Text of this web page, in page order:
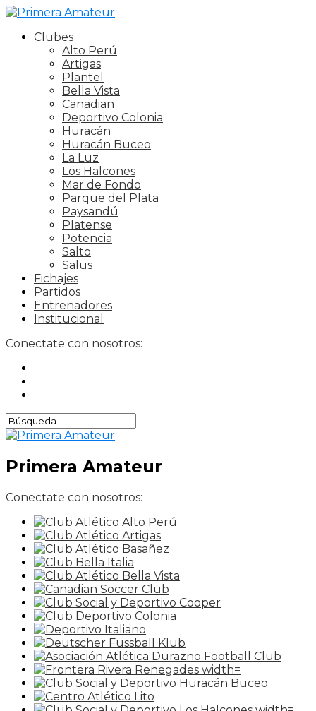
Clubes
Alto Perú
Artigas
Plantel
Bella Vista
Canadian
Deportivo Colonia
Huracán
Huracán Buceo
La Luz
Los Halcones
Mar de Fondo
Parque del Plata
Paysandú
Platense
Potencia
Salto
Salus
Fichajes
Partidos
Entrenadores
Institucional
Conectate con nosotros:
Primera Amateur
Conectate con nosotros: